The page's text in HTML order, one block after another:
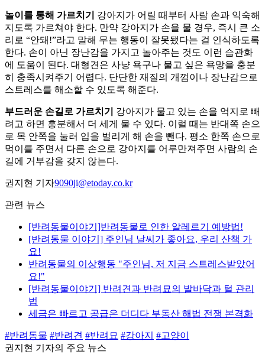
놀이를 통해 가르치기
강아지가 어릴 때부터 사람 손과 익숙해
지도록 가르쳐야 한다. 만약 강아지가 손을 물 경우, 즉시 큰 소
리로 “안돼!”라고 말해 무는 행동이 잘못됐다는 걸 인식하도록
한다. 손이 아닌 장난감을 가지고 놀아주는 것도 이런 습관화
에 도움이 된다. 대형견은 사냥 욕구나 물고 싶은 욕망을 충분
히 충족시켜주기 어렵다. 단단한 재질의 개껌이나 장난감으로
스트레스를 해소할 수 있도록 해준다.
부드러운 손길로 가르치기
강아지가 물고 있는 손을 억지로 빼
려고 하면 흥분해서 더 세게 물 수 있다. 이럴 때는 반대쪽 손으
로 목 안쪽을 눌러 입을 벌리게 해 손을 뺀다. 평소 한쪽 손으로
먹이를 주면서 다른 손으로 강아지를 어루만져주면 사람의 손
길에 거부감을 갖지 않는다.
권지현 기자9090ji@etoday.co.kr
관련 뉴스
[반려동물이야기]반려동물로 인한 알레르기 예방법!
[반려동물 이야기] 주인님 날씨가 좋아요, 우리 산책 가
요!
반려동물의 이상행동 "주인님, 저 지금 스트레스받았어
요!"
[반려동물이야기] 반려견과 반려묘의 발바닥과 털 관리
법
세금은 빠르고 공급은 더디다 부동산 해법 전쟁 본격화
#반려동물 #반려견 #반려묘 #강아지 #고양이
권지현 기자의 주요 뉴스